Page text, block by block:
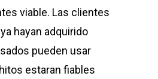
viable. Las clientes
hayan adquirido
pueden usar
estaran fiables